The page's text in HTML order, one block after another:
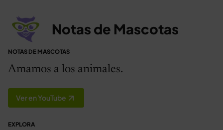
Notas de Mascotas
NOTAS DE MASCOTAS
Amamos a los animales.
Ver en YouTube
EXPLORA